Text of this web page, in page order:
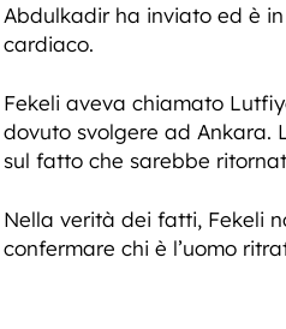
Abdulkadir ha inviato ed è
cardiaco.
Fekeli aveva chiamato
dovuto svolgere ad Ankara.
sul fatto che sarebbe
Nella verità dei fatti, Fekeli
confermare chi è l’uomo